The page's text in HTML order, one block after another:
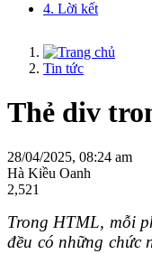
4. Lời kết
Tin tức
Thẻ div
28/04/2025, 08:24 am
Hà Kiều Oanh
2,521
Trong HTML, mỗi
đều có những chức